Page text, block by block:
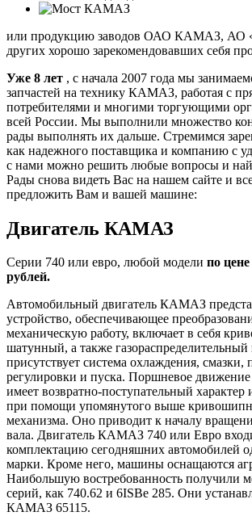
или продукцию заводов ОАО КАМАЗ, АО
других хорошо зарекомендовавших себя
Уже 8 лет , с начала 2007 года мы
запчастей на технику КАМАЗ, работая с
потребителями и многими торгующими
всей России. Мы выполнили множество
рады выполнять их дальше. Стремимся
как надежного поставщика и компанию с
с нами можно решить любые вопросы и
Рады снова видеть Вас на нашем сайте и
предложить Вам и вашей машине:
Двигатель КАМАЗ
Серии 740 или евро, любой модели по
рублей.
Автомобильный двигатель КАМАЗ
устройство, обеспечивающее
механическую работу, включает в себя
шатунный, а также
присутствует система охлаждения, смазки,
регулировки и пуска. Поршневое
имеет возвратно-поступательный характер
при помощи упомянутого выше
механизма. Оно приводит к началу
вала. Двигатель КАМАЗ 740 или Евро
комплектацию сегодняшних автомобилей
марки. Кроме него, машины оснащаются
Наибольшую востребованность получили
серий, как 740.62 и 6ISBe 285. Они
КАМАЗ 65115.